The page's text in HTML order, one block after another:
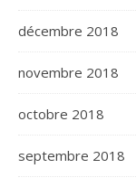
décembre 2018
novembre 2018
octobre 2018
septembre 2018